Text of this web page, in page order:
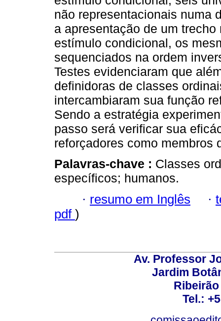
não representacionais numa
a apresentação de um
estímulo condicional, os
sequenciados na ordem
Testes evidenciaram que
definidoras de classes
intercambiaram sua função
Sendo a estratégia
passo será verificar sua
reforçadores como membros
Palavras-chave : Classes
específicos; humanos.
· resumo em Inglês ·
pdf )
Av. Professor
Jardim
Tel.: